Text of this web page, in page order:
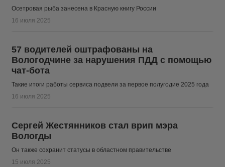
Осетровая рыба занесена в Красную книгу России
16 июля 2025
57 водителей оштрафованы на
Вологодчине за нарушения ПДД с помощью
чат-бота
Такие итоги работы сервиса подвели за первое полугодие 2025 года
16 июля 2025
Сергей Жестянников стал врип мэра
Вологды
Он также сохранит статусы в областном правительстве
15 июля 2025